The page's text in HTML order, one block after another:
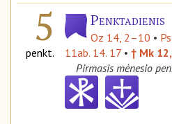
5
penkt.
Penktadienis
Oz 14, 2–10 •
11ab. 14. 17 • † Mk
Pirmasis mėnesio